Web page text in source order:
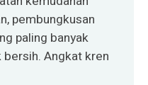
pembungkusan
paling banyak
Angkat kren